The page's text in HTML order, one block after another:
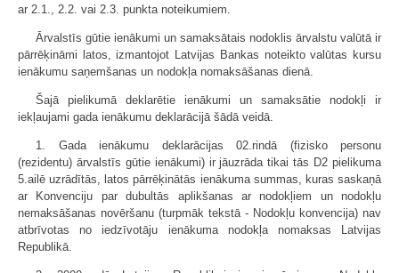
ar 2.1., 2.2. vai 2.3. punkta noteikumiem.
Ārvalstīs gūtie ienākumi un samaksātais nodoklis ārvalstu valūtā ir
pārrēķināmi latos, izmantojot Latvijas Bankas noteikto valūtas kursu
ienākumu saņemšanas un nodokļa nomaksāšanas dienā.
Šajā pielikumā deklarētie ienākumi un samaksātie nodokļi ir
iekļaujami gada ienākumu deklarācijā šādā veidā.
1. Gada ienākumu deklarācijas 02.rindā (fizisko personu
(rezidentu) ārvalstīs gūtie ienākumi) ir jāuzrāda tikai tās D2 pielikuma
5.ailē uzrādītās, latos pārrēķinātās ienākuma summas, kuras saskaņā
ar Konvenciju par dubultās aplikšanas ar nodokļiem un nodokļu
nemaksāšanas novēršanu (turpmāk tekstā - Nodokļu konvencija) nav
atbrīvotas no iedzīvotāju ienākuma nodokļa nomaksas Latvijas
Republikā.